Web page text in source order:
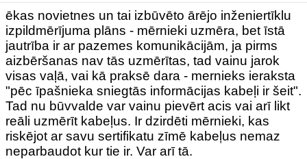
ēkas novietnes un tai izbūvēto ārējo inženiertīklu
izpildmērījuma plāns - mērnieki uzmēra, bet īstā
jautrība ir ar pazemes komunikācijām, ja pirms
aizbēršanas nav tās uzmērītas, tad vainu jarok
visas vaļā, vai kā praksē dara - mernieks ieraksta
"pēc īpašnieka sniegtās informācijas kabeļi ir šeit".
Tad nu būvvalde var vainu pievērt acis vai arī likt
reāli uzmērīt kabeļus. Ir dzirdēti mērnieki, kas
riskējot ar savu sertifikatu zīmē kabeļus nemaz
neparbaudot kur tie ir. Var arī tā.